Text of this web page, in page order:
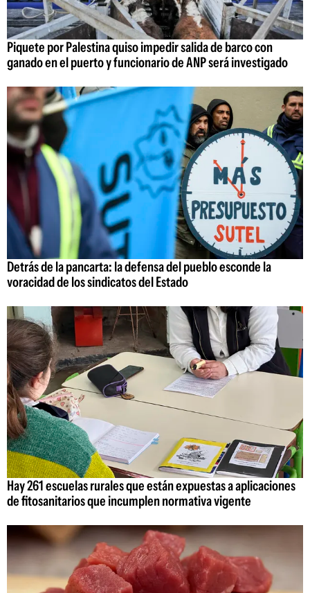
Piquete por Palestina quiso impedir salida de barco con
ganado en el puerto y funcionario de ANP será investigado
Detrás de la pancarta: la defensa del pueblo esconde la
voracidad de los sindicatos del Estado
Hay 261 escuelas rurales que están expuestas a aplicaciones
de fitosanitarios que incumplen normativa vigente